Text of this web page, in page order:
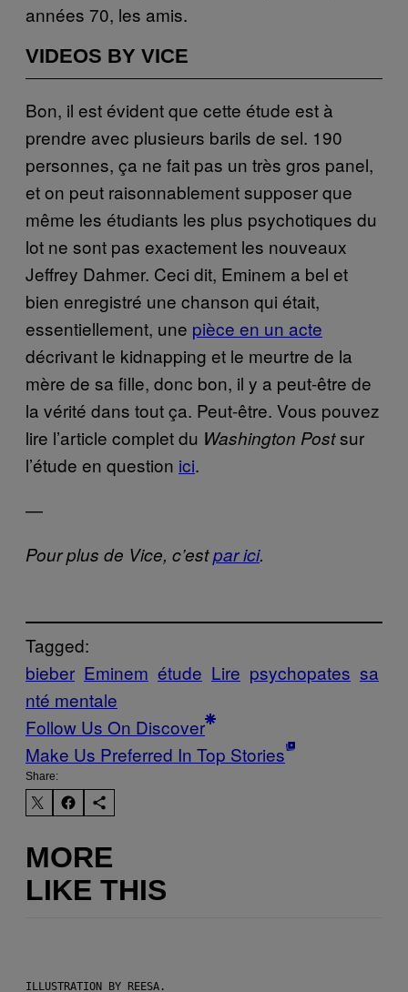
années 70, les amis.
VIDEOS BY VICE
Bon, il est évident que cette étude est à
prendre avec plusieurs barils de sel. 190
personnes, ça ne fait pas un très gros panel,
et on peut raisonnablement supposer que
même les étudiants les plus psychotiques du
lot ne sont pas exactement les nouveaux
Jeffrey Dahmer. Ceci dit, Eminem a bel et
bien enregistré une chanson qui était,
essentiellement, une pièce en un acte
décrivant le kidnapping et le meurtre de la
mère de sa fille, donc bon, il y a peut-être de
la vérité dans tout ça. Peut-être. Vous pouvez
lire l’article complet du Washington Postsur
l’étude en question ici.
—
Pour plus de Vice, c’estpar ici.
Tagged:
bieber Eminem étude Lire psychopates sa
nté mentale
Follow Us On Discover
Make Us Preferred In Top Stories
Share:
MORE
LIKE THIS
ILLUSTRATION BY REESA.